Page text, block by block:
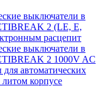
выключатели в
2 (LE, E,
расцепит
выключатели в
2 1000V AC
автоматических
корпусе